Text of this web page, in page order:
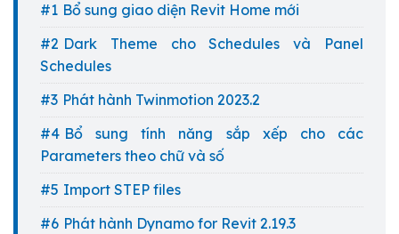
Bổ sung giao diện Revit Home mới
Dark Theme cho Schedules và Panel
Schedules
Phát hành Twinmotion 2023.2
Bổ sung tính năng sắp xếp cho các
Parameters theo chữ và số
Import STEP files
Phát hành Dynamo for Revit 2.19.3